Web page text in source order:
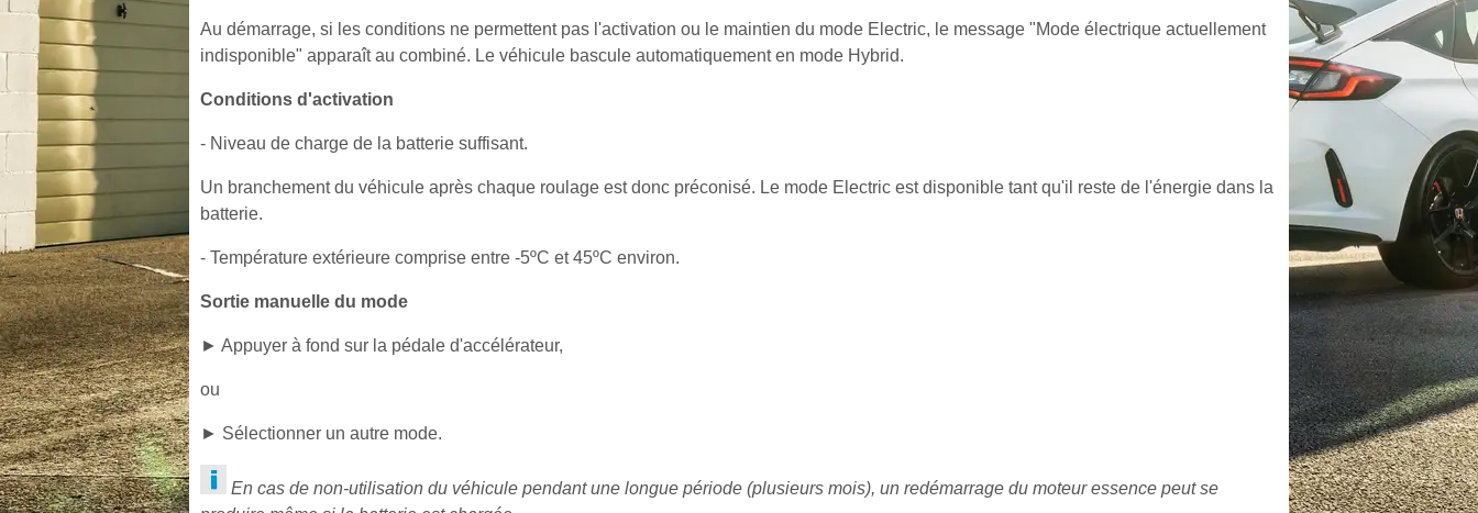
Au démarrage, si les conditions ne permettent pas l'activation ou le maintien du mode Electric, le message "Mode électrique actuellement
indisponible" apparaît au combiné. Le véhicule bascule automatiquement en mode Hybrid.
Conditions d'activation
- Niveau de charge de la batterie suffisant.
Un branchement du véhicule après chaque roulage est donc préconisé. Le mode Electric est disponible tant qu'il reste de l'énergie dans la
batterie.
- Température extérieure comprise entre -5ºC et 45ºC environ.
Sortie manuelle du mode
► Appuyer à fond sur la pédale d'accélérateur,
ou
► Sélectionner un autre mode.
En cas de non-utilisation du véhicule pendant une longue période (plusieurs mois), un redémarrage du moteur essence peut se